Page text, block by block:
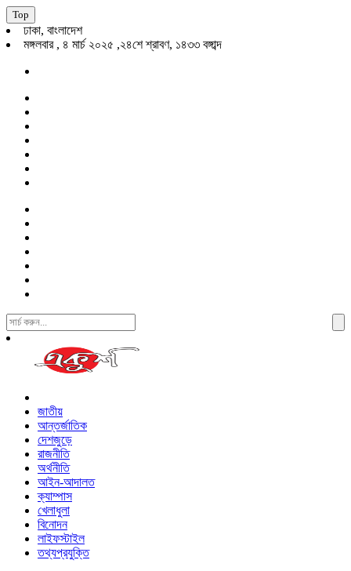
Top
ঢাকা, বাংলাদেশ
মঙ্গলবার , ৪ মার্চ ২০২৫ ,২৪শে শ্রাবণ, ১৪৩৩ বঙ্গাব্দ
Search
For:
জাতীয়
আন্তর্জাতিক
দেশজুড়ে
রাজনীতি
অর্থনীতি
আইন-আদালত
ক্যাম্পাস
খেলাধুলা
বিনোদন
লাইফস্টাইল
তথ্যপ্রযুক্তি